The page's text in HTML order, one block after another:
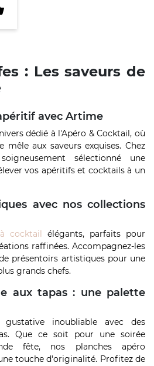
: Les saveurs de
avec Artime
dédié à l'Apéro & Cocktail, où
aux saveurs exquises. Chez
sélectionné une
vos apéritifs et cocktails à un
avec nos collections
cocktail élégants, parfaits pour
raffinées. Accompagnez-les
présentoirs artistiques pour une
grands chefs.
aux tapas : une palette
gustative inoubliable avec des
Que ce soit pour une soirée
fête, nos planches apéro
touche d'originalité. Profitez de